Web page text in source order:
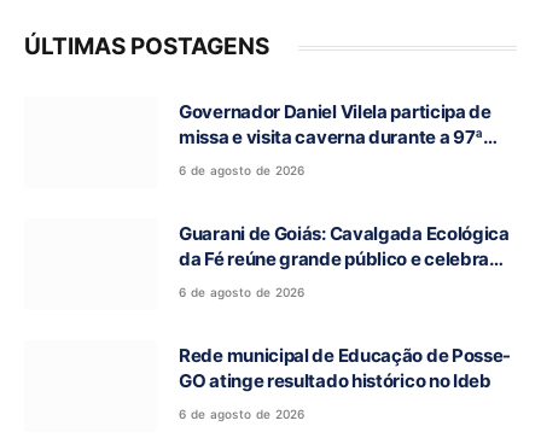
ÚLTIMAS POSTAGENS
Governador Daniel Vilela participa de
missa e visita caverna durante a 97ª
Romaria do Bom Jesus da Lapa de Terra
6 de agosto de 2026
Guarani de Goiás: Cavalgada Ecológica
da Fé reúne grande público e celebra
tradição religiosa
6 de agosto de 2026
Rede municipal de Educação de Posse-
GO atinge resultado histórico no Ideb
6 de agosto de 2026